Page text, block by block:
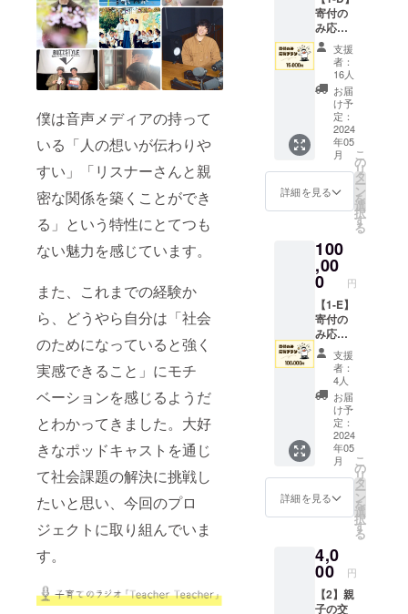
僕は音声メディアの持って
いる「人の想いが伝わりや
すい」「リスナーさんと親
密な関係を築くことができ
る」という特性にとてつも
ない魅力を感じています。
また、これまでの経験か
ら、どうやら自分は「社会
のためになっていると強く
実感できること」にモチ
ベーションを感じるようだ
とわかってきました。大好
きなポッドキャストを通じ
て社会課題の解決に挑戦し
たいと思い、今回のプロ
ジェクトに取り組んでいま
す。
と限定
のポッ
ドキャ
スト音
源は、
ご入力
いただ
いた
メール
アドレ
スへ添
付して
送信い
載方
法：文
字のみ
（掲載
を希望
される
お名前
をご記
入くだ
さい）
・感謝
のメッ
セージ
ト音源
※感謝の
メッ
セージ
と限定
のポッ
ドキャ
スト音
源は、
ご入力
いただ
いた
メール
アドレ
スへ添
付して
送信い
たしま
寄付の
み応援
プラン
リター
ン内容
・Web
サイト
に名前
記載
掲
載期
間：令
和６年
４月１
４日か
が存続
する限
り掲載
掲
載方
法：文
字のみ
（掲載
を希望
される
お名前
をご記
入くだ
さい）
・感謝
のメッ
セージ
・限定
ポッド
キャス
※感謝の
メッ
セージ
と限定
のポッ
支援
者：
16人
お届
け予
定：
2024
年05
月
詳細を見る
こ
の
リ
タ
ー
ン
を
選
択
す
る
100
,00
0 円
【1-E】
寄付の
み応援
プラン
リター
ン内容
・Web
サイト
に名前
記載
掲
載期
間：令
和６年
４月１
４日か
が存続
する限
り掲載
掲
載方
支援
者：
4人
お届
け予
定：
2024
年05
月
詳細を見る
こ
の
リ
タ
ー
ン
を
選
択
す
る
4,0
00 円
【2】親
子の交